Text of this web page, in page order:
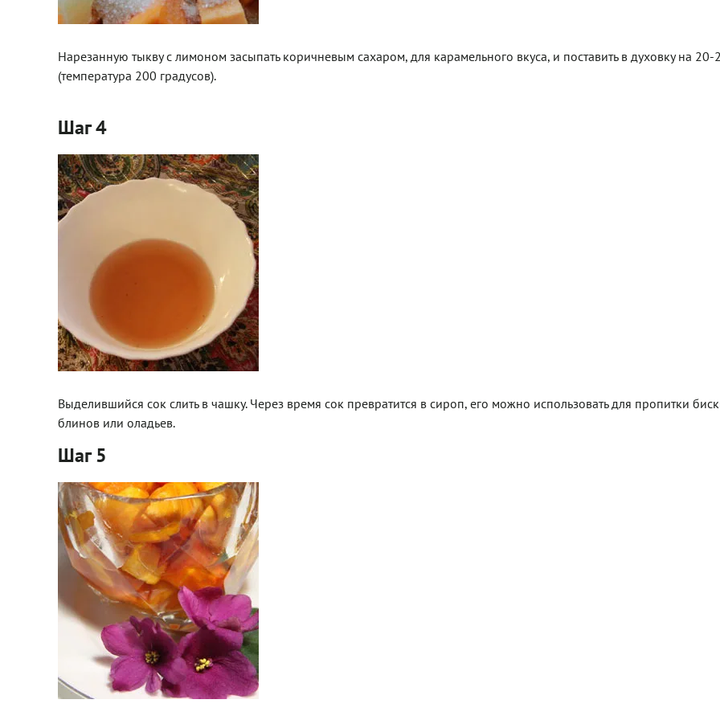
Нарезанную тыкву с лимоном засыпать коричневым сахаром, для карамельного вкуса, и поставить в духовку на 20-
(температура 200 градусов).
Шаг 4
Выделившийся сок слить в чашку. Через время сок превратится в сироп, его можно использовать для пропитки
блинов или оладьев.
Шаг 5